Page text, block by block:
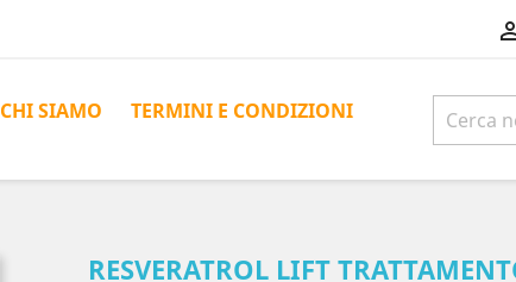
CHI SIAMO TERMINI E CONDIZIONI
RESVERATROL LIFT